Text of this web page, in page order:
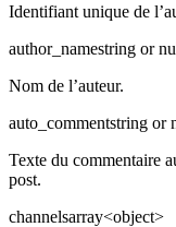
Identifiant unique de
author_namestring or
Nom de l’auteur.
auto_commentstring or
Texte du commentaire
post.
channelsarray<object>